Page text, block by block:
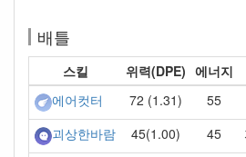
배틀
스킬 위력(DPE) 에너지
에어컷터
72 (1.31) 55
괴상한바람
45(1.00) 45